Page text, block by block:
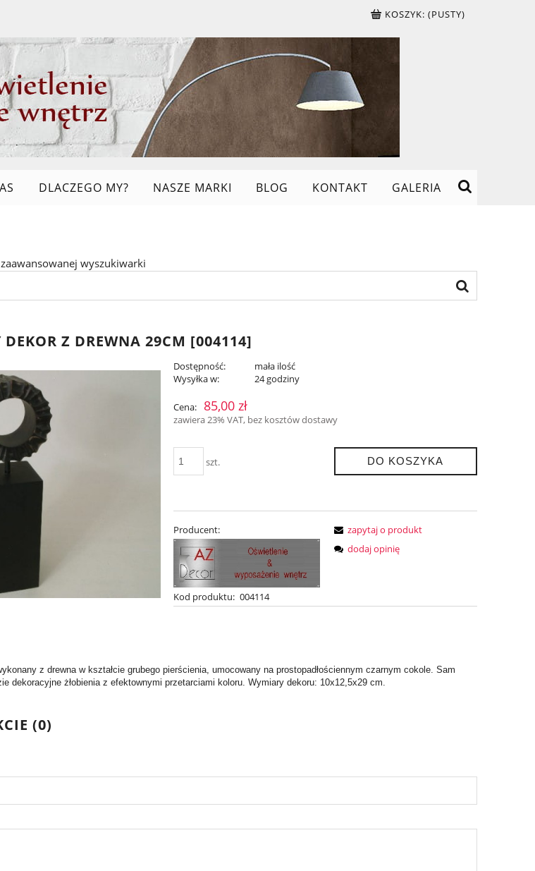
KOSZYK: (PUSTY)
DLACZEGO MY? NASZE MARKI BLOG KONTAKT GALERIA
wyszukiwarki
DEKOR Z DREWNA 29CM [004114]
Dostępność:
mała ilość
Wysyłka w:
24 godziny
Cena: 85,00 zł
zawiera 23% VAT, bez kosztów dostawy
szt. DO KOSZYKA
Producent:
Kod produktu: 004114
zapytaj o produkt
dodaj opinię
z drewna w kształcie grubego pierścienia, umocowany na prostopadłościennym czarnym cokole. Sam
dekoracyjne żłobienia z efektownymi przetarciami koloru. Wymiary dekoru: 10x12,5x29 cm.
(0)